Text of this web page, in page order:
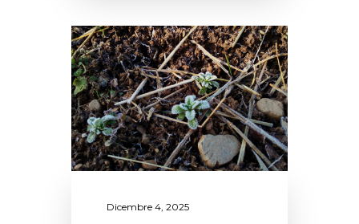
Dicembre 4, 2025